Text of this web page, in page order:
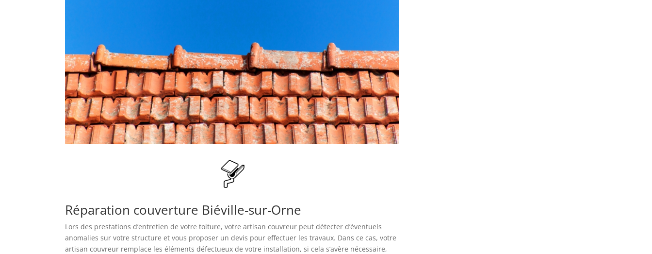
Réparation couverture Biéville-sur-Orne
Lors des prestations d’entretien de votre toiture, votre artisan couvreur peut détecter d’éventuels
anomalies sur votre structure et vous proposer un devis pour effectuer les travaux. Dans ce cas, votre
artisan couvreur remplace les éléments défectueux de votre installation, si cela s’avère nécessaire,